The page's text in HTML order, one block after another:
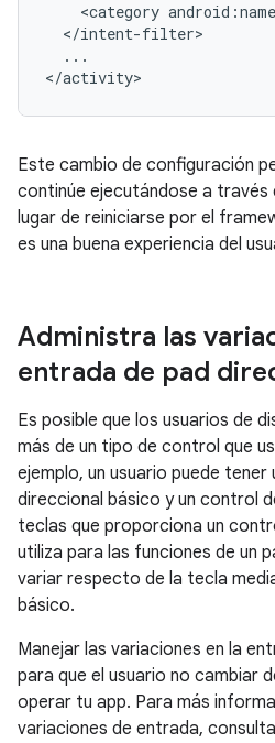
<category
...
</activity>
Este cambio de configuración
continúe ejecutándose a través
lugar de reiniciarse por el
es una buena experiencia del
Administra las
entrada de pad
Es posible que los usuarios de
más de un tipo de control que
ejemplo, un usuario puede
direccional básico y un control
teclas que proporciona un
utiliza para las funciones de un
variar respecto de la tecla
básico.
Manejar las variaciones en la
para que el usuario no cambiar
operar tu app. Para más
variaciones de entrada, consulta